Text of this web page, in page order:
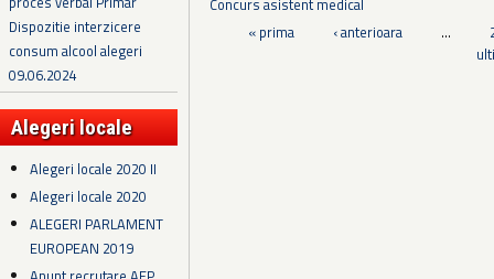
Dispozitie interzicere
consum alcool alegeri
09.06.2024
Alegeri locale
Alegeri locale 2020 II
Alegeri locale 2020
ALEGERI PARLAMENT
EUROPEAN 2019
Pagini
« prima ‹ anterioara …